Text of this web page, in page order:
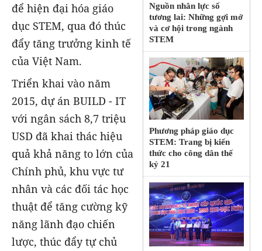
Nguồn nhân lực số
tương lai: Những gợi mở
và cơ hội trong ngành
STEM
Phương pháp giáo dục
STEM: Trang bị kiến
thức cho công dân thế
kỷ 21
để hiện đại hóa giáo
dục STEM, qua đó thúc
đẩy tăng trưởng kinh tế
của Việt Nam.
Triển khai vào năm
2015, dự án BUILD - IT
với ngân sách 8,7 triệu
USD đã khai thác hiệu
quả khả năng to lớn của
Chính phủ, khu vực tư
nhân và các đối tác học
thuật để tăng cường kỹ
năng lãnh đạo chiến
lược, thúc đẩy tự chủ